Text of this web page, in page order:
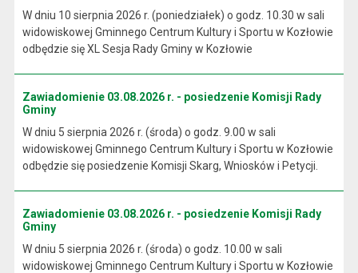
W dniu 10 sierpnia 2026 r. (poniedziałek) o godz. 10.30 w sali
widowiskowej Gminnego Centrum Kultury i Sportu w Kozłowie
odbędzie się XL Sesja Rady Gminy w Kozłowie
Zawiadomienie 03.08.2026 r. - posiedzenie Komisji Rady
Gminy
W dniu 5 sierpnia 2026 r. (środa) o godz. 9.00 w sali
widowiskowej Gminnego Centrum Kultury i Sportu w Kozłowie
odbędzie się posiedzenie Komisji Skarg, Wniosków i Petycji.
Zawiadomienie 03.08.2026 r. - posiedzenie Komisji Rady
Gminy
W dniu 5 sierpnia 2026 r. (środa) o godz. 10.00 w sali
widowiskowej Gminnego Centrum Kultury i Sportu w Kozłowie